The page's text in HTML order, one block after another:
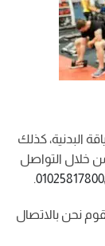
البدنية، كذلك
خلال التواصل
01025817800
.
نحن بالاتصال